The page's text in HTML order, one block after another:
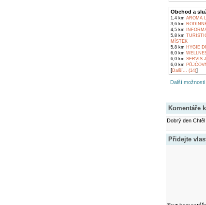
Obchod a
1,4 km AROMA
3,6 km
4,5 km
5,8 km
MÍSTEK
5,8 km HYGIE
6,0 km
6,0 km SERVIS
6,0 km
[Další... (14)]
Další možnosti
Komentáře
Dobrý den
Přidejte